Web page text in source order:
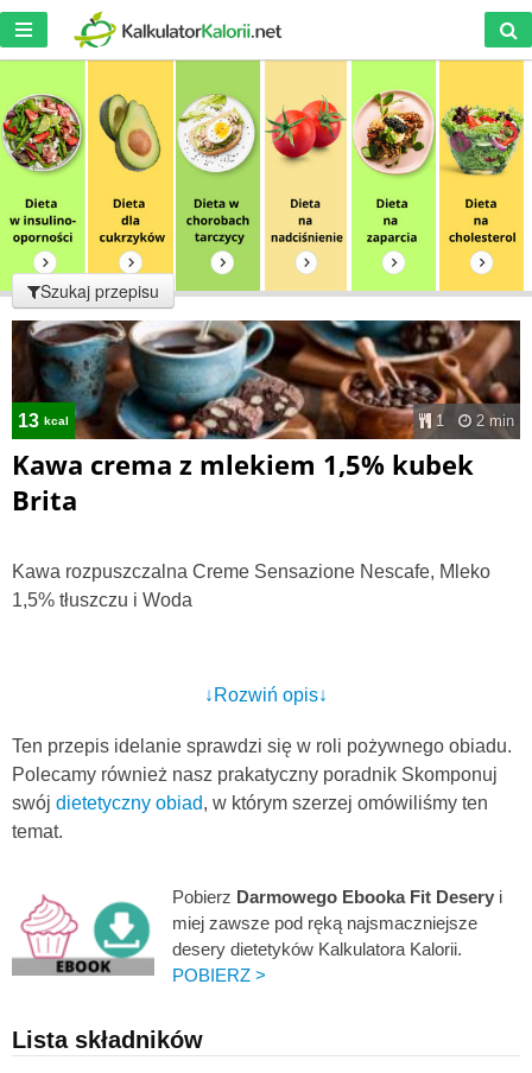
Szukaj przepisu
13 kcal 1 2 min
Kawa crema z mlekiem 1,5% kubek
Brita
Kawa rozpuszczalna Creme Sensazione Nescafe, Mleko
1,5% tłuszczu i Woda
↓Rozwiń opis↓
Ten przepis idelanie sprawdzi się w roli pożywnego obiadu.
Polecamy również nasz prakatyczny poradnik Skomponuj
swój dietetyczny obiad, w którym szerzej omówiliśmy ten
temat.
Pobierz Darmowego Ebooka Fit Desery i
miej zawsze pod ręką najsmaczniejsze
desery dietetyków Kalkulatora Kalorii.
POBIERZ >
Lista składników